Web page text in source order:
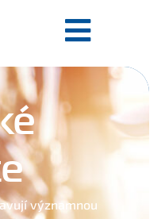
významnou